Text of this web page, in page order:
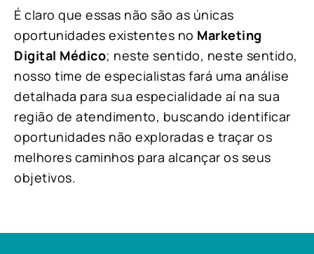
É claro que essas não são as únicas
oportunidades existentes no Marketing
Digital Médico; neste sentido, neste sentido,
nosso time de especialistas fará uma análise
detalhada para sua especialidade aí na sua
região de atendimento, buscando identificar
oportunidades não exploradas e traçar os
melhores caminhos para alcançar os seus
objetivos.